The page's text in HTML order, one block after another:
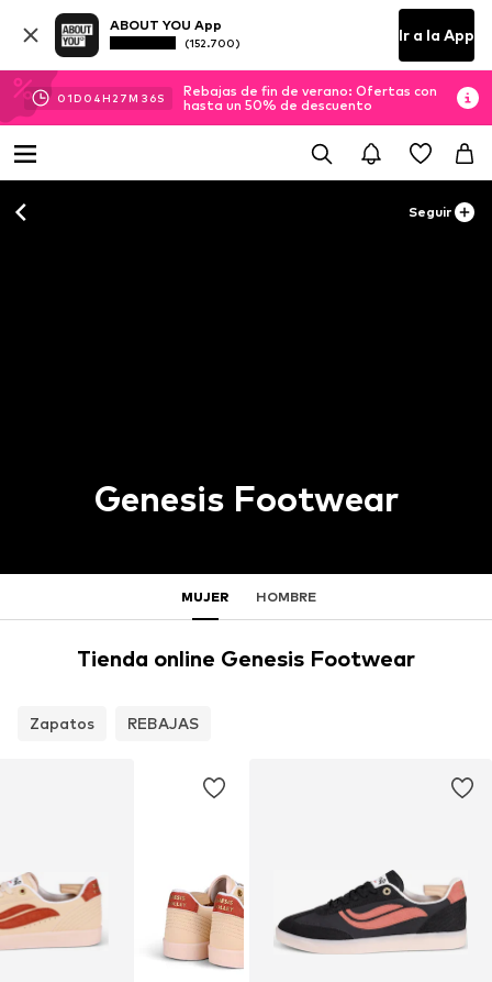
ABOUT YOU App
(152.700) Ir a la App
01D 04H 27M 36S
Rebajas de fin de verano: Ofertas con
hasta un 50% de descuento
Seguir
Genesis Footwear
MUJER HOMBRE
Tienda online Genesis Footwear
Zapatos REBAJAS